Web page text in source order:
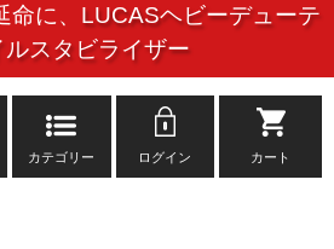
に、 LUCASヘビーデューテ
ルスタビライザー
カテゴリー ログイン カート